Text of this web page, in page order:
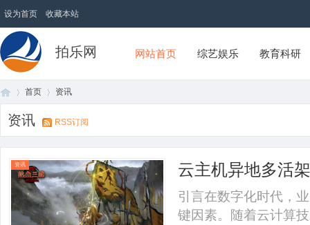
设为首页 收藏本站
拍乐网 网站首页 综艺娱乐 教育科研
首页 资讯
资讯 RSS订阅
资讯
云主机异地多活
性方案
引言在数字化时代，
键因素。随着云计算